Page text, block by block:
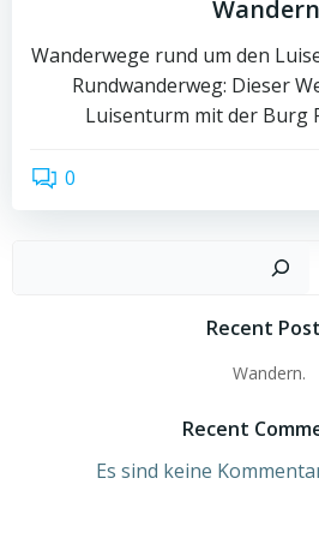
Wanderwege rund um den
Rundwanderweg: Dieser
Luisenturm mit der Burg
0
Recent
Wandern.
Recent
Es sind keine